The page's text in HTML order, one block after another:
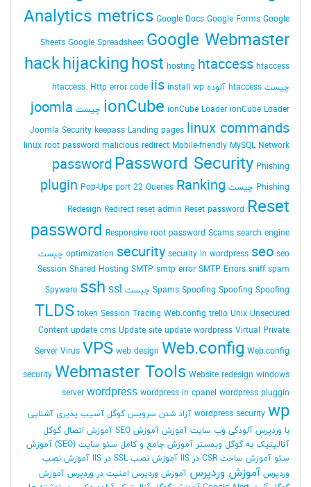
Analytics metrics Google Docs Google Forms Google
Sheets Google Spreadsheet Google Webmaster
hackhijackinghost hosting htaccess htaccess
چیست htaccess آلوده htaccess. Http error code iis install wp
ionCube ionCube Loader ionCube Loader چیست joomla
Joomla Security keepass Landing pages linux commands
linux root password malicious redirect Mobile-friendly MySQL Network
password Password Security Phishing
Phishing چیست
plugin Pop-Ups port 22 Queries Ranking
Redesign Redirect reset admin Reset password Reset
password Responsive root password Scams search engine
optimization security security in wordpress seo seo چیست
Session Shared Hosting SMTP smtp error SMTP Errors sniff spam
Spams Spoofing Spoofing Spoofing چیست Spyware ssh ssl
TLDS token Session Tracing Web.config trello Unix Unsecured
Content update cms Update site update wordpress Virtual Private
Server Virus VPS web design Web.config Web.config
security Webmaster Tools Website redesign windows
server wordpress wordpress in cpanel wordpress pluggin
wordpress security wp آزاد شدن سرویس گوگل آسیب پذیری آشنایی
با وردپرس آلودگی وب سایت آموزش آموزش SEO
آموزش اتصال گوگل
آنالیتیک به گوگل وبمستر آموزش جامع و کامل سئو سایت (SEO)
آموزش
سئو آموزش ساخت CSR در IIS آموزش نصب SSL در IIS
آموزش نصب
وردپرس آموزش وردپرس آموزش وردپرس امنیت در وردپرس آموزش